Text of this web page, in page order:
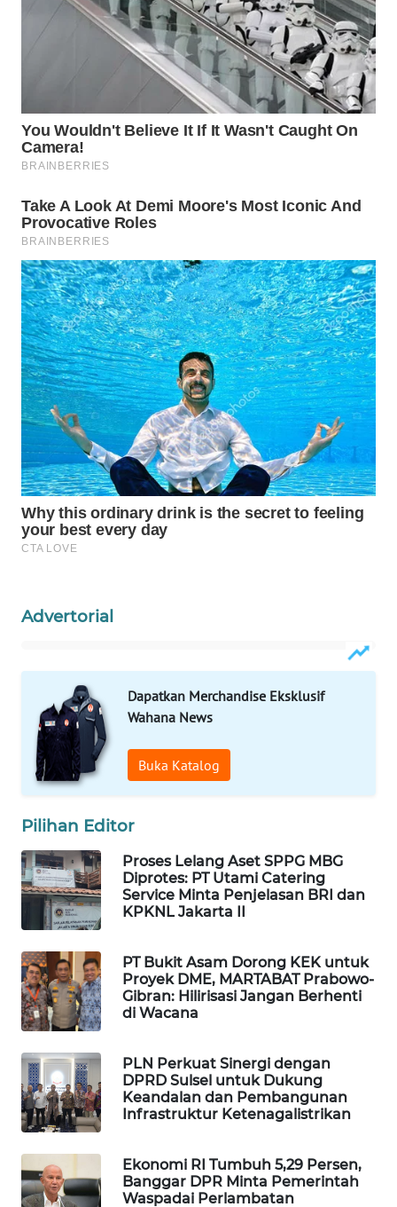
Advertorial
Dapatkan Merchandise Eksklusif
Wahana News
Buka Katalog
Pilihan Editor
Proses Lelang Aset SPPG MBG
Diprotes: PT Utami Catering
Service Minta Penjelasan BRI dan
KPKNL Jakarta II
PT Bukit Asam Dorong KEK untuk
Proyek DME, MARTABAT Prabowo-
Gibran: Hilirisasi Jangan Berhenti
di Wacana
PLN Perkuat Sinergi dengan
DPRD Sulsel untuk Dukung
Keandalan dan Pembangunan
Infrastruktur Ketenagalistrikan
Ekonomi RI Tumbuh 5,29 Persen,
Banggar DPR Minta Pemerintah
Waspadai Perlambatan
Wahana
NEWS
WAHANA
WAHANA
ADVOKAT
WAHANA
INFRASTRUKTUR
WAHANA
KONSUMEN
WAHANA
LISTRIK
WAHANA
TRAVEL
WAHANANEWS
CO ID
WAHANANEWS
NET
WAHANA
SPORT
WAHANA
UMKM
WAHANA
SELEB
WAHANA
WAHANA
OTOMOTIF
HEALTH